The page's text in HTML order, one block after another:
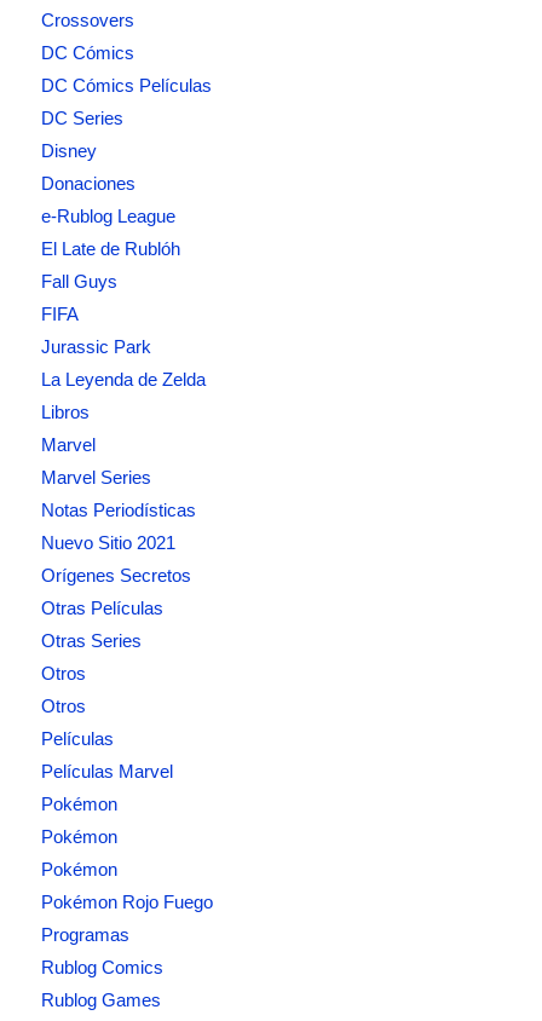
Crossovers
DC Cómics
DC Cómics Películas
DC Series
Disney
Donaciones
e-Rublog League
El Late de Rublóh
Fall Guys
FIFA
Jurassic Park
La Leyenda de Zelda
Libros
Marvel
Marvel Series
Notas Periodísticas
Nuevo Sitio 2021
Orígenes Secretos
Otras Películas
Otras Series
Otros
Otros
Películas
Películas Marvel
Pokémon
Pokémon
Pokémon
Pokémon Rojo Fuego
Programas
Rublog Comics
Rublog Games